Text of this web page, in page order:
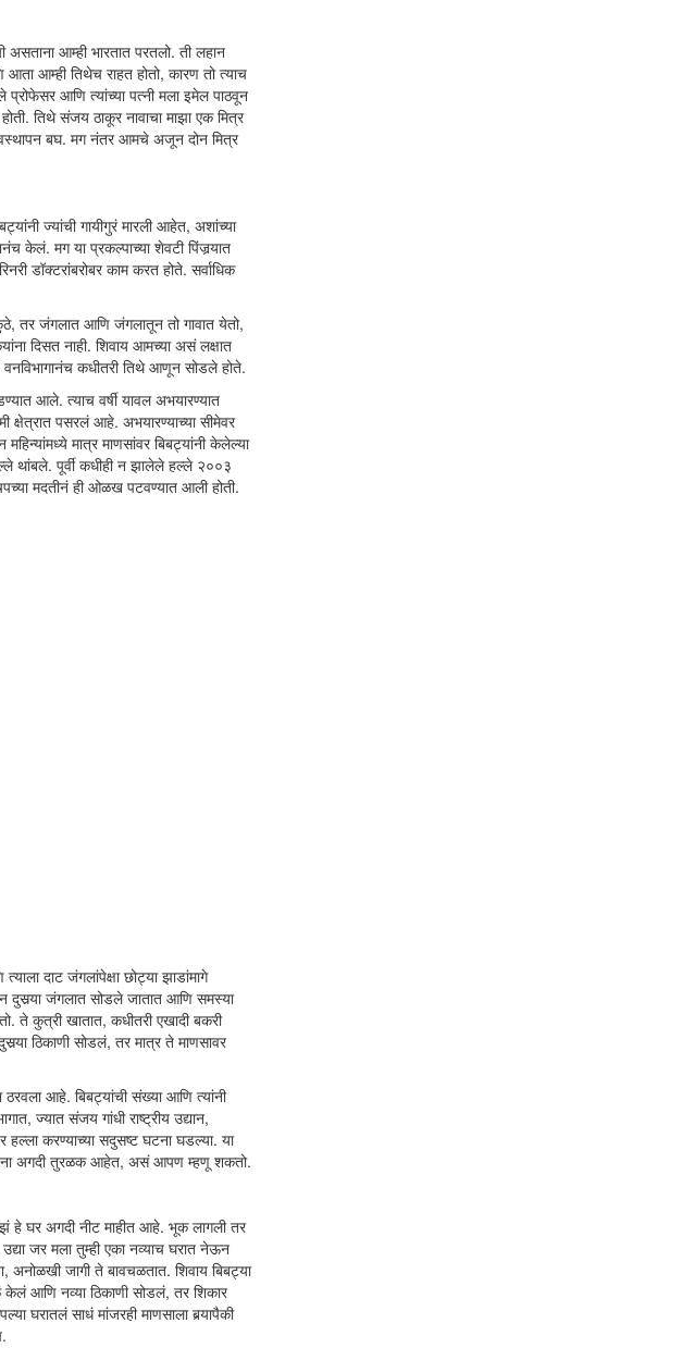
आम्ही भारतात परतलो. ती लहान
आम्ही तिथेच राहत होतो, कारण तो त्याच
प्रोफेसर आणि त्यांच्या पत्नी मला इमेल पाठवून
तिथे संजय ठाकूर नावाचा माझा एक मित्र
बघ. मग नंतर आमचे अजून दोन मित्र
ज्यांची गायीगुरं मारली आहेत, अशांच्या
केलं. मग या प्रकल्पाच्या शेवटी पिंजर्‍यात
डॉक्टरांबरोबर काम करत होते. सर्वाधिक
तर जंगलात आणि जंगलातून तो गावात येतो,
दिसत नाही. शिवाय आमच्या असं लक्षात
वनविभागानंच कधीतरी तिथे आणून सोडले होते.
आले. त्याच वर्षी यावल अभयारण्यात
क्षेत्रात पसरलं आहे. अभयारण्याच्या सीमेवर
मात्र माणसांवर बिबट्यांनी केलेल्या
पूर्वी कधीही न झालेले हल्ले २००३
मदतीनं ही ओळख पटवण्यात आली होती.
दाट जंगलांपेक्षा छोट्या झाडांमागे
जंगलात सोडले जातात आणि समस्या
ते कुत्री खातात, कधीतरी एखादी बकरी
ठिकाणी सोडलं, तर मात्र ते माणसावर
ठरवला आहे. बिबट्यांची संख्या आणि त्यांनी
ज्यात संजय गांधी राष्ट्रीय उद्यान,
हल्ला करण्याच्या सदुसष्ट घटना घडल्या. या
घटना अगदी तुरळक आहेत, असं आपण म्हणू शकतो.
हे घर अगदी नीट माहीत आहे. भूक लागली तर
जर मला तुम्ही एका नव्याच घरात नेऊन
अनोळखी जागी ते बावचळतात. शिवाय बिबट्या
केलं आणि नव्या ठिकाणी सोडलं, तर शिकार
घरातलं साधं मांजरही माणसाला बर्‍यापैकी